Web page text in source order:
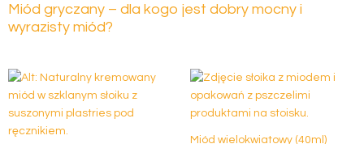
Miód gryczany – dla kogo jest dobry mocny i
wyrazisty miód?
Miód wielokwiatowy (40ml)